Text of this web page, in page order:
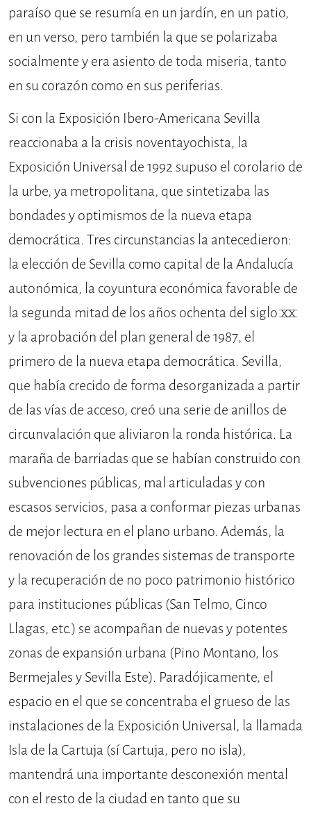
paraíso que se resumía en un jardín, en un patio,
en un verso, pero también la que se polarizaba
socialmente y era asiento de toda miseria, tanto
en su corazón como en sus periferias.
Si con la Exposición Ibero-Americana Sevilla
reaccionaba a la crisis noventayochista, la
Exposición Universal de 1992 supuso el corolario de
la urbe, ya metropolitana, que sintetizaba las
bondades y optimismos de la nueva etapa
democrática. Tres circunstancias la antecedieron:
la elección de Sevilla como capital de la Andalucía
autonómica, la coyuntura económica favorable de
la segunda mitad de los años ochenta del siglo XX
y la aprobación del plan general de 1987, el
primero de la nueva etapa democrática. Sevilla,
que había crecido de forma desorganizada a partir
de las vías de acceso, creó una serie de anillos de
circunvalación que aliviaron la ronda histórica. La
maraña de barriadas que se habían construido con
subvenciones públicas, mal articuladas y con
escasos servicios, pasa a conformar piezas urbanas
de mejor lectura en el plano urbano. Además, la
renovación de los grandes sistemas de transporte
y la recuperación de no poco patrimonio histórico
para instituciones públicas (San Telmo, Cinco
Llagas, etc.) se acompañan de nuevas y potentes
zonas de expansión urbana (Pino Montano, los
Bermejales y Sevilla Este). Paradójicamente, el
espacio en el que se concentraba el grueso de las
instalaciones de la Exposición Universal, la llamada
Isla de la Cartuja (sí Cartuja, pero no isla),
mantendrá una importante desconexión mental
con el resto de la ciudad en tanto que su